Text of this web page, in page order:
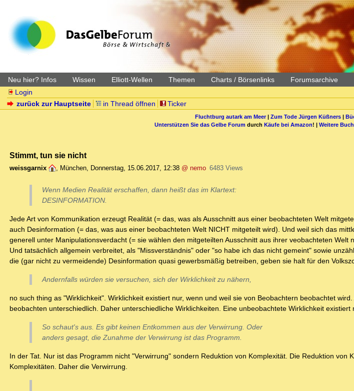
Neu hier? Infos Wissen Elliott-Wellen Themen Charts / Börsenlinks Forumsarchive
Login
zurück zur Hauptseite
in Thread öffnen Ticker
Fluchtburg autark am Meer| Zum Tode Jürgen Küßners|
Unterstützen Sie das Gelbe Forum durch Käufe bei Amazon! | Weitere
Stimmt, tun sie nicht
weissgarnix , München, Donnerstag, 15.06.2017, 12:38 @ nemo 6483 Views
Wenn Medien Realität erschaffen, dann heißt das im Klartext:
DESINFORMATION.
Jede Art von Kommunikation erzeugt Realität (= das, was als Ausschnitt aus einer beobachteten Welt
auch Desinformation (= das, was aus einer beobachteten Welt NICHT mitgeteilt wird). Und weil sich das
generell unter Manipulationsverdacht (= sie wählen den mitgeteilten Ausschnitt aus ihrer veobachteten Welt
Und tatsächlich allgemein verbreitet, als "Missverständnis" oder "so habe ich das nicht gemeint" sowie
die (gar nicht zu vermeidende) Desinformation quasi gewerbsmäßig betreiben, geben sie halt für den
Andernfalls würden sie versuchen, sich der Wirklichkeit zu nähern,
no such thing as "Wirklichkeit". Wirklichkeit existiert nur, wenn und weil sie von Beobachtern beobachtet
beobachten unterschiedlich. Daher unterschiedliche Wirklichkeiten. Eine unbeobachtete Wirklichkeit existiert
So schaut's aus. Es gibt keinen Entkommen aus der Verwirrung. Oder
anders gesagt, die Zunahme der Verwirrung ist das Programm.
In der Tat. Nur ist das Programm nicht "Verwirrung" sondern Reduktion von Komplexität. Die Reduktion von
Komplexitäten. Daher die Verwirrung.